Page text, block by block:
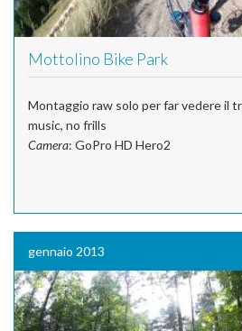
Mottolino Bike Park
Montaggio raw solo per far vedere il
music, no frills
Camera: GoPro HD Hero2
gennaio 2013